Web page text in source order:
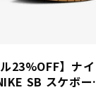
ル23%OFF】ナイ
SB スケボー